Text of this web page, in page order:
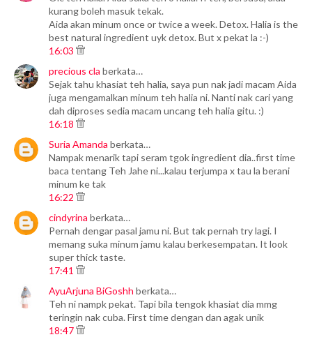
kurang boleh masuk tekak.
Aida akan minum once or twice a week. Detox. Halia is the
best natural ingredient uyk detox. But x pekat la :-)
16:03
precious cla berkata…
Sejak tahu khasiat teh halia, saya pun nak jadi macam Aida
juga mengamalkan minum teh halia ni. Nanti nak cari yang
dah diproses sedia macam uncang teh halia gitu. :)
16:18
Suria Amanda berkata…
Nampak menarik tapi seram tgok ingredient dia..first time
baca tentang Teh Jahe ni...kalau terjumpa x tau la berani
minum ke tak
16:22
cindyrina berkata…
Pernah dengar pasal jamu ni. But tak pernah try lagi. I
memang suka minum jamu kalau berkesempatan. It look
super thick taste.
17:41
AyuArjuna BiGoshh berkata…
Teh ni nampk pekat. Tapi bila tengok khasiat dia mmg
teringin nak cuba. First time dengan dan agak unik
18:47